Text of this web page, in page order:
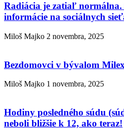
Radiácia je zatiaľ normálna.
informácie na sociálnych
Miloš Majko 2 novembra, 2025
Bezdomovci v bývalom
Miloš Majko 1 novembra, 2025
Hodiny posledného súdu
neboli bližšie k 12, ako teraz!